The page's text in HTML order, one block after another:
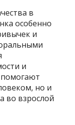
в
особенно
и
и
помогают
но и
во взрослой